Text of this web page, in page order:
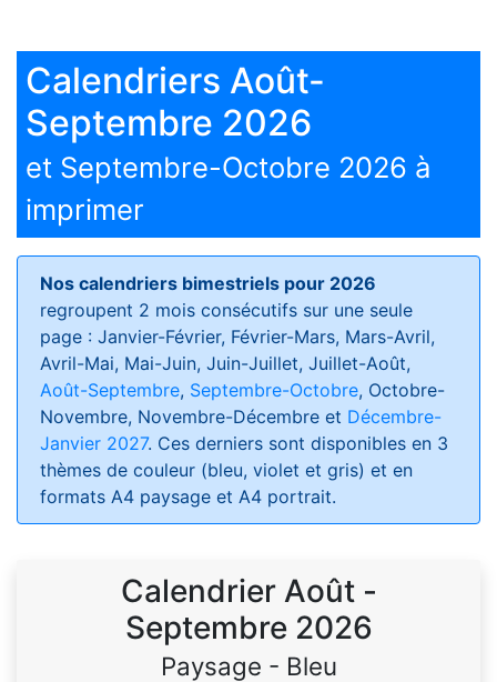
Calendriers Août-
Septembre 2026
et Septembre-Octobre 2026 à
imprimer
Nos calendriers bimestriels pour 2026
regroupent 2 mois consécutifs sur une seule
page : Janvier-Février, Février-Mars, Mars-Avril,
Avril-Mai, Mai-Juin, Juin-Juillet, Juillet-Août,
Août-Septembre, Septembre-Octobre, Octobre-
Novembre, Novembre-Décembre et Décembre-
Janvier 2027. Ces derniers sont disponibles en 3
thèmes de couleur (bleu, violet et gris) et en
formats A4 paysage et A4 portrait.
Calendrier Août -
Septembre 2026
Paysage - Bleu